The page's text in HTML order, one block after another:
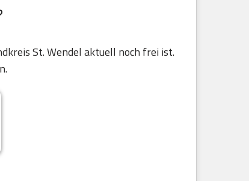
St. Wendel aktuell noch frei ist.